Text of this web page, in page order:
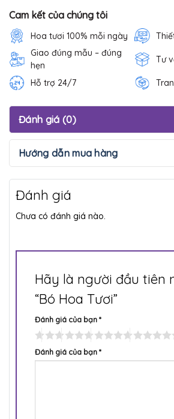
Cam kết của chúng tôi
Hoa tươi 100% mỗi ngày
Giao đúng mẫu – đúng
hẹn
Tư
Hỗ trợ 24/7
Đánh giá (0)
Hướng dẫn mua hàng
Đánh giá
Chưa có đánh giá nào.
Hãy là người đầu tiên
“Bó Hoa Tươi”
Đánh giá của bạn*
Đánh giá của bạn*